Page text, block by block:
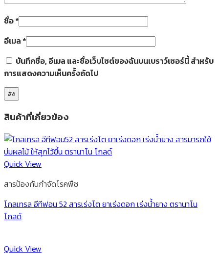
ชื่อ*
อีเมล *
บันทึกชื่อ, อีเมล และชื่อเว็บไซต์ของฉันบนเบราว์เซอร์นี้ สำหรับ
การแสดงความเห็นครั้งถัดไป
สินค้าที่เกี่ยวข้อง
Quick View
สารป้องกันกำจัดโรคพืช
โกลเทรล อีทีฟอน 52 สารเร่งโต ยาเร่งดอก เร่งน้ำยาง ตรานาโน
โกลด์
Quick View